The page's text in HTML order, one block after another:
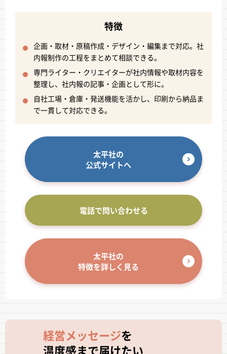
特徴
企画・取材・原稿作成・デザイン・編集まで対応。社
内報制作の工程をまとめて相談できる。
専門ライター・クリエイターが社内情報や取材内容を
整理し、社内報の記事・企画として形に。
自社工場・倉庫・発送機能を活かし、印刷から納品ま
で一貫して対応できる。
太平社の
公式サイトへ
電話で問い合わせる
太平社の
特徴を詳しく見る
経営メッセージを
温度感まで届けたい